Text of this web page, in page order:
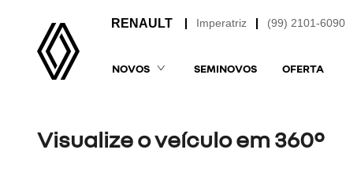
(99) 2101-6090
Imperatriz
NOVOS SEMINOVOS OFERTA
Visualize o veículo em 360°